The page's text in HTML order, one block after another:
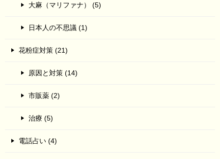
大麻（マリファナ） (5)
日本人の不思議 (1)
花粉症対策 (21)
原因と対策 (14)
市販薬 (2)
治療 (5)
電話占い (4)